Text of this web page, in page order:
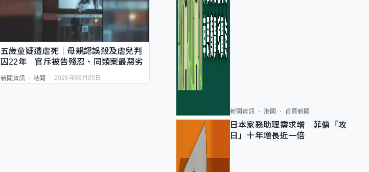
五歲童疑遭虐死｜母親認誤殺及虐兒判
囚22年 官斥被告殘忍、同類案最惡劣
新聞資訊 港聞 2026年08月05日
新聞資訊 港聞 首頁新聞
日本家務助理需求增 菲傭「攻
日」十年增長近一倍